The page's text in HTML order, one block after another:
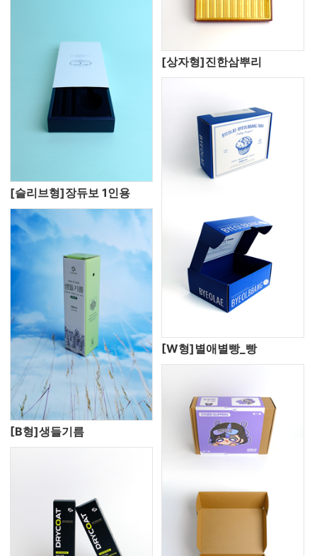
[슬리브형]장듀보 1인용
[상자형]진한삼뿌리
[B형]생들기름
[W형]별애별빵_빵